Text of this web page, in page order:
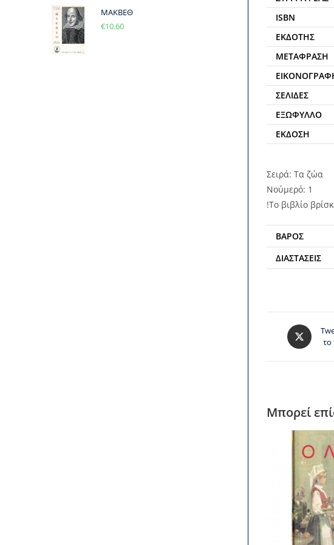
ISBN
ΕΚΔΌΤΗΣ
ΜΕΤΆΦΡΑΣΗ
ΣΕΛΊΔΕΣ
ΕΞΏΦΥΛΛΟ
ΈΚΔΟΣΗ
Σειρά: Τα ζώα
Νούμερό: 1
!Το βιβλίο
ΒΆΡΟΣ
ΔΙΑΣΤΆΣΕΙΣ
το
Μπορεί
ΜΑΚΒΕΘ
€10.60